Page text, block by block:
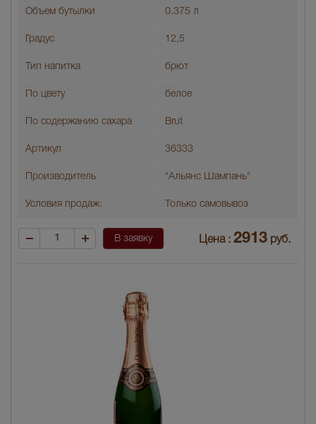
Объем бутылки 0.375 л
Градус 12,5
Тип напитка брют
По цвету белое
По содержанию сахара Brut
Артикул 36333
Производитель "Альянс Шампань"
Условия продаж: Только самовывоз
В заявку Цена : 2913 руб.